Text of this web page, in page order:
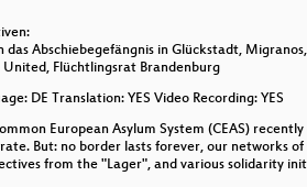
erinnert - Nachgespräch nach
Journalism
of community radio
das Abschiebegefängnis in Glückstadt,
United, Flüchtlingsrat Brandenburg
DE Translation: YES Video Recording: YES
European Asylum System (CEAS)
But: no border lasts forever, our networks
from the "Lager", and various solidarity